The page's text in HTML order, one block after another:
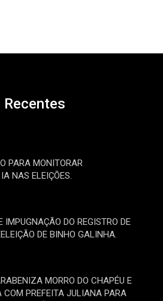
PARA MONITORAR
NAS ELEIÇÕES.
IMPUGNAÇÃO DO REGISTRO DE
DE BINHO GALINHA.
MORRO DO CHAPÉU E
COM PREFEITA JULIANA PARA